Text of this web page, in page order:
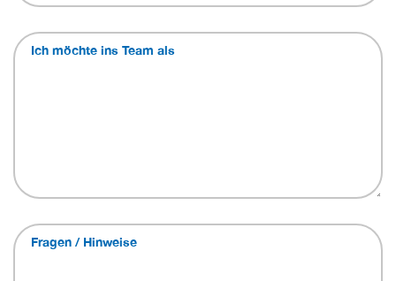
Ich möchte ins Team als
Fragen / Hinweise